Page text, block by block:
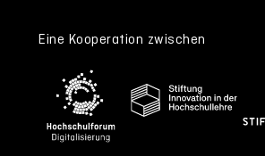
Eine Kooperation zwischen